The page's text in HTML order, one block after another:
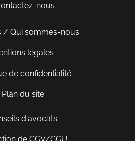
nous
/ Qui sommes-nous
légales
de confidentialité
Plan du site
d'avocats